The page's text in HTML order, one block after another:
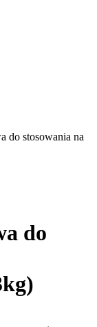
do stosowania na
do